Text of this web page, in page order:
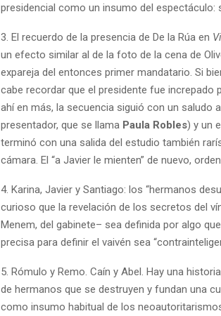
presidencial como un insumo del espectáculo:
3. El recuerdo de la presencia de De la Rúa en
un efecto similar al de la foto de la cena de
expareja del entonces primer mandatario. Si
cabe recordar que el presidente fue increpado
ahí en más, la secuencia siguió con un saludo
presentador, que se llama Paula Robles) y un
terminó con una salida del estudio también
cámara. El “a Javier le mienten” de nuevo,
4. Karina, Javier y Santiago: los “hermanos
curioso que la revelación de los secretos del
Menem, del gabinete– sea definida por algo
precisa para definir el vaivén sea
5. Rómulo y Remo. Caín y Abel. Hay una
de hermanos que se destruyen y fundan una
como insumo habitual de los